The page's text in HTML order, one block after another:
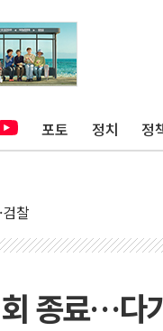
포토 정치 정
검찰
종료…다